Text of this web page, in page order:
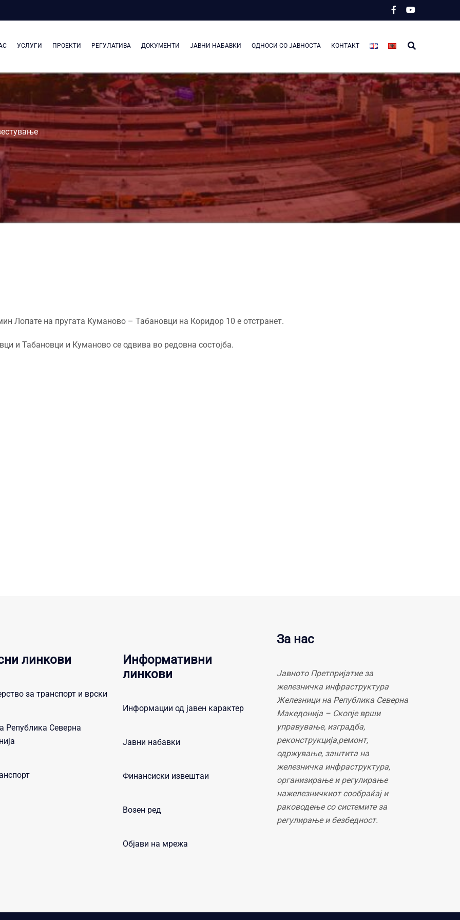
УСЛУГИ ПРОЕКТИ РЕГУЛАТИВА ДОКУМЕНТИ ЈАВНИ НАБАВКИ ОДНОСИ СО ЈАВНОСТА КОНТАКТ
Лопате на пругата Куманово – Табановци на Коридор 10 е отстранет.
и Табановци и Куманово се одвива во редовна состојба.
линкови
за транспорт и врски
Република Северна
Информативни
линкови
Информации од јавен карактер
Јавни набавки
Финансиски извештаи
Возен ред
Објави на мрежа
За нас
Јавното Претпријатие за
железничка инфраструктура
Железници на Република Северна
Македонија – Скопје врши
управување, изградба,
реконструкција,ремонт,
одржување, заштита на
железничка инфраструктура,
организирање и регулирање
нажелезничкиот сообраќај и
раководење со системите за
регулирање и безбедност.